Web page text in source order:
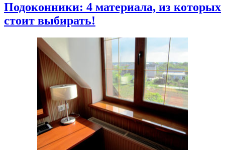
Подоконники: 4 материала, из которых
стоит выбирать!